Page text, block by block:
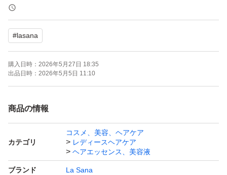
残量：未使用
緩衝材なしで梱包します。
※外箱に傷み(ひび割れ、汚れ等)ある場合があります。
#ヘアオイル #ヘアトリートメント #洗い流さない #Lasan
#lasana
購入日時： 2026年5月27日 18:35
出品日時： 2026年5月5日 11:10
商品の情報
カテゴリ
コスメ、美容、ヘアケア
レディースヘアケア
ヘアエッセンス、美容液
ブランド La Sana